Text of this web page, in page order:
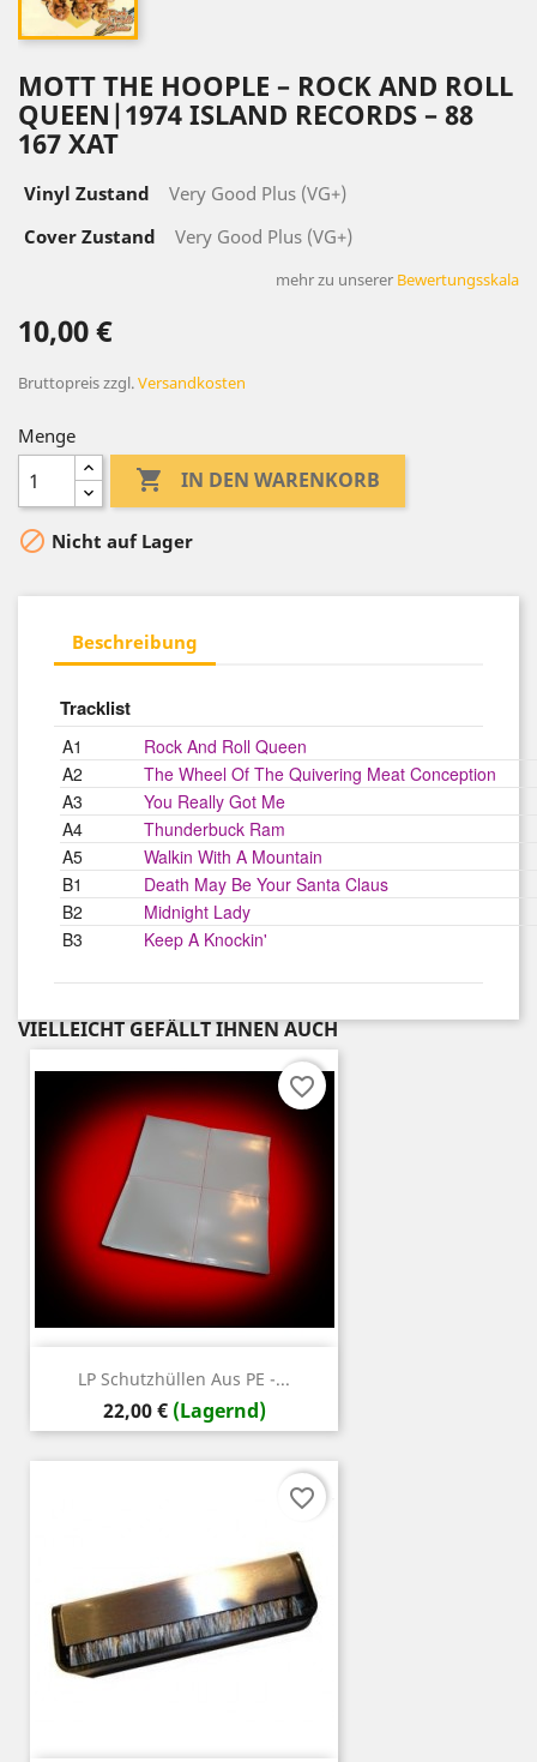
MOTT THE HOOPLE ‎– ROCK AND ROLL
QUEEN|1974 ISLAND RECORDS ‎– 88
167 XAT
Vinyl Zustand
Very Good Plus (VG+)
Cover Zustand
Very Good Plus (VG+)
mehr zu unserer Bewertungsskala
10,00 €
Bruttopreiszzgl.Versandkosten
Menge
 IN DEN WARENKORB
 Nicht auf Lager
Beschreibung
Tracklist
A1
Rock And Roll Queen
A2
The Wheel Of The Quivering Meat Conception
A3
You Really Got Me
A4
Thunderbuck Ram
A5
Walkin With A Mountain
B1
Death May Be Your Santa Claus
B2
Midnight Lady
B3
Keep A Knockin'
VIELLEICHT GEFÄLLT IHNEN AUCH
LP Schutzhüllen Aus PE -...
Preis
22,00 € (Lagernd)
favorite_border
favorite_border